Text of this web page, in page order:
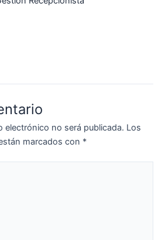
electrónico no será publicada. Los
marcados con *